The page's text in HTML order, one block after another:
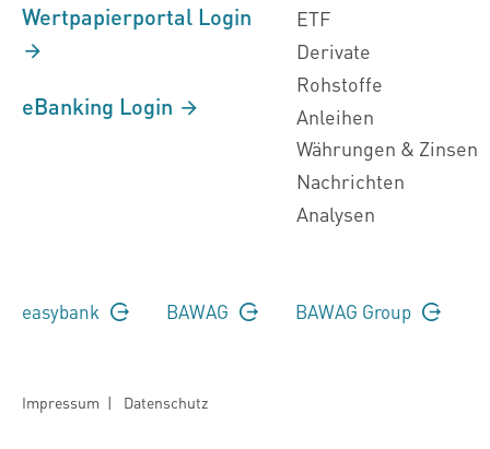
Wertpapierportal Login
eBanking Login
ETF
Derivate
Rohstoffe
Anleihen
Währungen & Zinsen
Nachrichten
Analysen
easybank BAWAG BAWAG Group
Impressum | Datenschutz